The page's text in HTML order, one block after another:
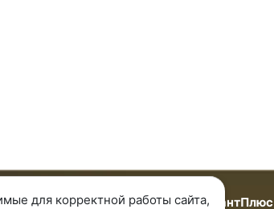
О компании КонсультантПлюс
для корректной работы сайта,